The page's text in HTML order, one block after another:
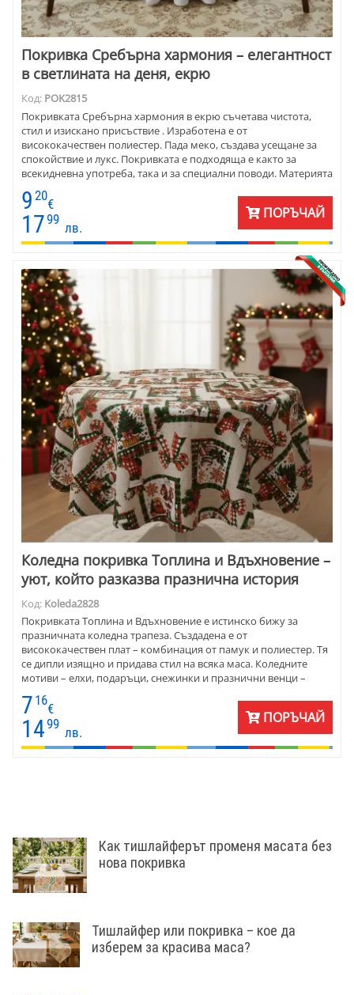
Покривка Сребърна хармония – елегантност
в светлината на деня, екрю
Код: POK2815
Покривката Сребърна хармония в екрю съчетава чистота,
стил и изискано присъствие . Изработена e от
висококачествен полиестер. Пада меко, създава усещане за
спокойствие и лукс. Покривката е подходяща е както за
всекидневна употреба, така и за специални поводи. Материята
се дипли красиво и запазва формата си, което я прави
едновременно практична и естетична. Предлага се за кръгли,
елипсовидни и правоъгълни маси и може да се изработи по
поръчка, според размерите на клиента.
9 20
€
1799
лв.
ПОРЪЧАЙ
Коледна покривка Топлина и Вдъхновение –
уют, който разказва празнична история
Код: Koleda2828
Покривката Топлина и Вдъхновение е истинско бижу за
празничната коледна трапеза. Създадена е от
висококачествен плат – комбинация от памук и полиестер. Тя
се дипли изящно и придава стил на всяка маса. Коледните
мотиви – елхи, подаръци, снежинки и празнични венци –
създават атмосфера на уют и радост. Покривката е подходяща
за ежедневието през зимните месеци и за специалните вечери
около Бъдни вечер и Коледа. Предлага се за правоъгълна,
елипсовидна и кръгла маса, с възможност за ушиване по
индивидуални размери. Перфектна за дома, заведения или
7 16
€
1499
лв.
ПОРЪЧАЙ
Как тишлайферът променя масата без
нова покривка
Тишлайфер или покривка – кое да
изберем за красива маса?